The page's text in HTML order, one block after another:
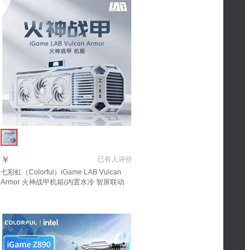
已有人评价
￥
七彩虹（Colorful）iGame LAB Vulcan
Armor 火神战甲机箱(内置水冷 智屏联动